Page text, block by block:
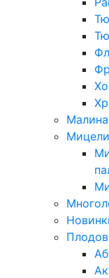
Малина